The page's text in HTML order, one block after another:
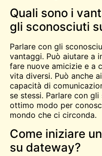
Quali sono i
gli sconosciuti
Parlare con gli
vantaggi. Può aiutare a
fare nuove amicizie e a
vita diversi. Può anche
capacità di
se stessi. Parlare con
ottimo modo per
mondo che ci circonda.
Come iniziare
su dateway?